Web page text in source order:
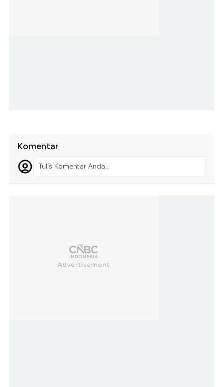
Komentar
Tulis Komentar Anda...